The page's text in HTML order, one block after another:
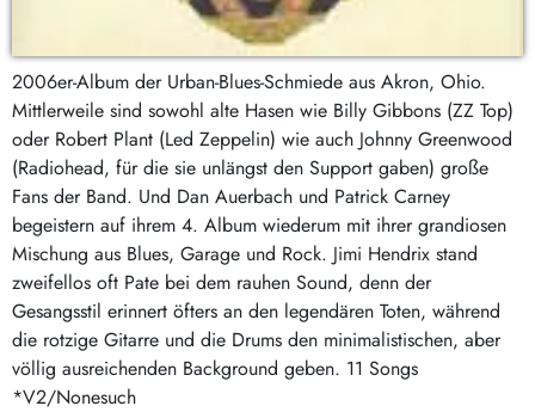
2006er-Album der Urban-Blues-Schmiede aus Akron, Ohio.
Mittlerweile sind sowohl alte Hasen wie Billy Gibbons (ZZ Top)
oder Robert Plant (Led Zeppelin) wie auch Johnny Greenwood
(Radiohead, für die sie unlängst den Support gaben) große
Fans der Band. Und Dan Auerbach und Patrick Carney
begeistern auf ihrem 4. Album wiederum mit ihrer grandiosen
Mischung aus Blues, Garage und Rock. Jimi Hendrix stand
zweifellos oft Pate bei dem rauhen Sound, denn der
Gesangsstil erinnert öfters an den legendären Toten, während
die rotzige Gitarre und die Drums den minimalistischen, aber
völlig ausreichenden Background geben. 11 Songs
*V2/Nonesuch